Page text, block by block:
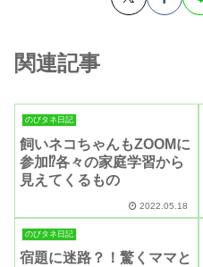
関連記事
のびタネ日記
飼いネコちゃんもZOOMに
参加⁉️各々の家庭学習から
見えてくるもの
2022.05.18
のびタネ日記
宿題に迷路？！驚くママと